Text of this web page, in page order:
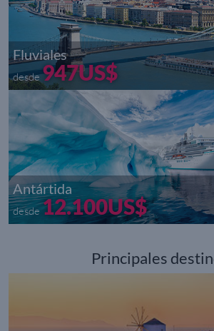
Fluviales
desde947US$
Antártida
desde 12.100US$
Principales